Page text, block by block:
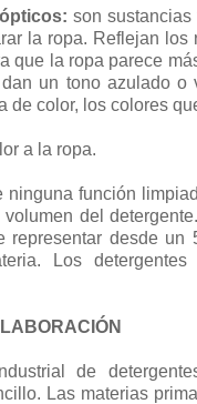
son sustancias
la ropa. Reflejan los
que la ropa parece
un tono azulado o
de color, los colores
a la ropa.
ninguna función
volumen del
representar desde un
Los detergentes
de
Las materias